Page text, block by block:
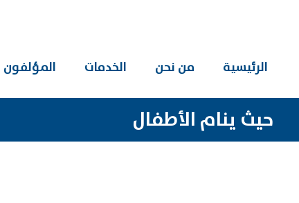
الرئيسية من نحن الخدمات المؤلفون
حيث ينام الأطفال